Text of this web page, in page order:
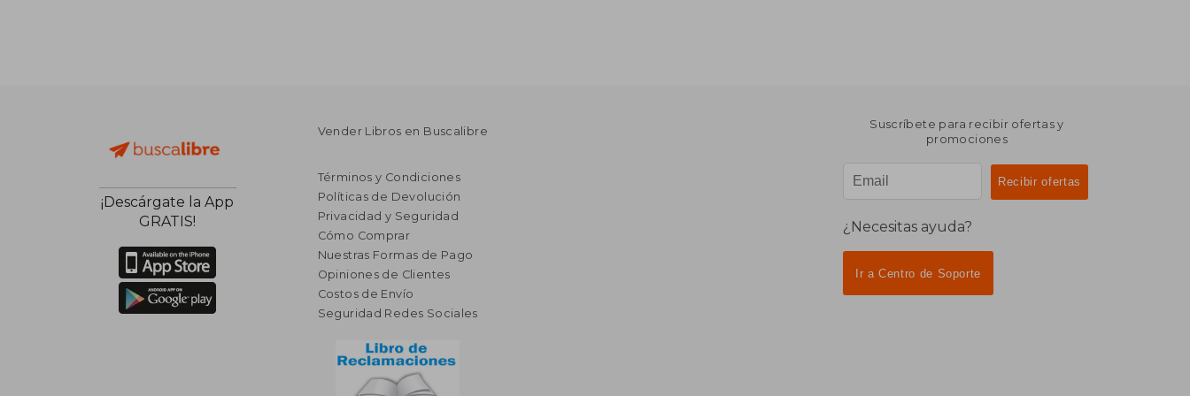
¡Descárgate la App
GRATIS!
Vender Libros en Buscalibre
Términos y Condiciones
Políticas de Devolución
Privacidad y Seguridad
Cómo Comprar
Nuestras Formas de Pago
Opiniones de Clientes
Costos de Envío
Seguridad Redes Sociales
Suscríbete para recibir ofertas y
promociones
¿Necesitas ayuda?
Ir a Centro de Soporte